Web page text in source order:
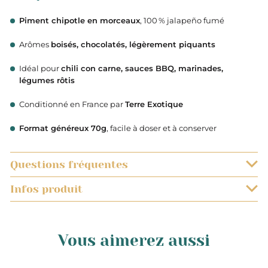
Piment chipotle en morceaux, 100 % jalapeño fumé
Arômes boisés, chocolatés, légèrement piquants
Idéal pourchili con carne, sauces BBQ, marinades,
légumes rôtis
Conditionné en France parTerre Exotique
Format généreux 70g, facile à doser et à conserver
Questions fréquentes
QUELS SONT LES DÉLAIS DE LIVRAISON ?
recevrez votre commande dans un délai de 48h à
compter de la date d’expédition du colis. Les
Lorsque vous aurez procédé au paiement de votre
Infos produit
Vous aimerez aussi